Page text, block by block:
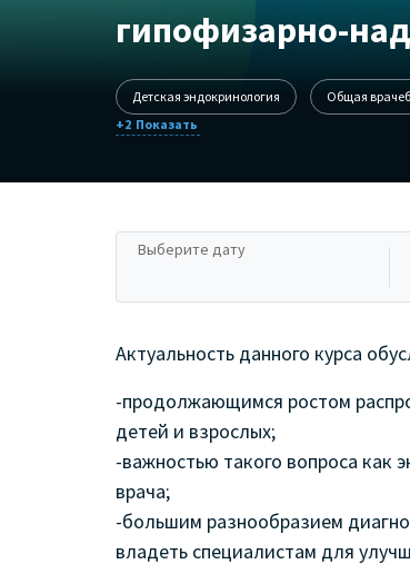
гипофизарно-
Детская эндокринология Общая
+2
Выберите дату
Актуальность данного курса
-продолжающимся ростом
детей и взрослых;
-важностью такого вопроса как
врача;
-большим разнообразием
владеть специалистам для